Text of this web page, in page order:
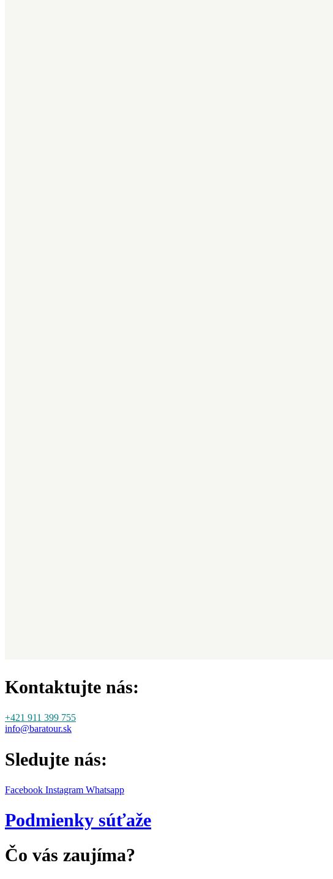
Kontaktujte nás:
+421 911 399 755
info@baratour.sk
Sledujte nás:
Facebook Instagram Whatsapp
Podmienky súťaže
Čo vás zaujíma?